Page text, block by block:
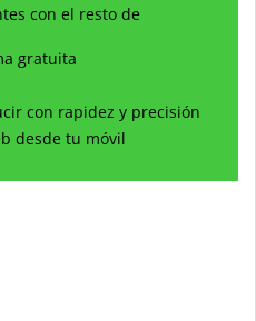
con el resto de
gratuita
con rapidez y precisión
desde tu móvil